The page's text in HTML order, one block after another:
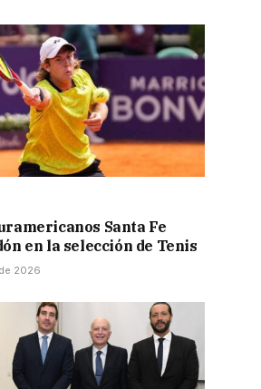
Santa Fe
en la selección de Tenis
2026